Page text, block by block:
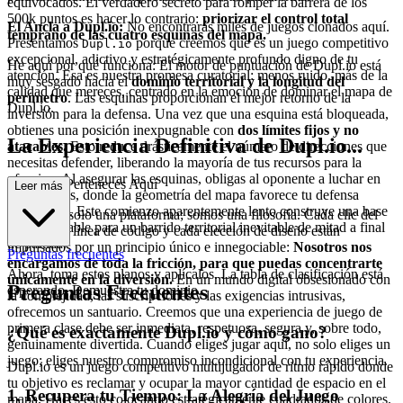
500k puntos es hacer lo contrario: priorizar el control total
temprano de las cuatro esquinas del mapa.
He aquí por qué funciona: El motor de puntuación de Dupl.io está
muy sesgado hacia eldominio territorial y la longitud del
perímetro. Las esquinas proporcionan el mejor retorno de la
inversión para la defensa. Una vez que una esquina está bloqueada,
obtienes una posición inexpugnable con dos límites fijos y no
atacables.Esto reduce drásticamente el número de direcciones que
necesitas defender, liberando la mayoría de tus recursos para la
ofensiva. Al asegurar las esquinas, obligas al oponente a luchar en
tus términos, donde la geometría del mapa favorece tu defensa
establecida. Este comienzo aparentemente lento construye una base
inquebrantable para un barrido territorial inevitable de mitad a final
de partida.
Ahora, toma estos planos y aplícalos. La tabla de clasificación está
esperando. Demuestra tu dominio.
El Ancla a Dupl.io:No encontrarás miles de juegos clonados aquí.
PresentamosDupl.ioporque creemos que es un juego competitivo
excepcional, adictivo y estratégicamente profundo digno de tu
atención. Esa es nuestra promesa curatorial: menos ruido, más de la
calidad que mereces, centrado en la emoción de dominar el mapa de
Dupl.io.
La Experiencia Definitiva de Dupl.io...
: Por Qué Perteneces Aquí
No somos solo una plataforma; somos una filosofía. Cada clic del
ratón, cada línea de código y cada elección de diseño están
impulsados por un principio único e innegociable: Nosotros nos
encargamos de toda la fricción, para que puedas concentrarte
únicamente en la diversión.En un mundo digital obsesionado con
la complejidad, las suscripciones y las exigencias intrusivas,
ofrecemos un santuario. Creemos que una experiencia de juego de
primera clase debe ser inmediata, respetuosa, segura y, sobre todo,
genuinamente divertida. Cuando eliges jugar aquí, no solo eliges un
juego; eliges nuestro compromiso incondicional con tu experiencia.
1. Recupera tu Tiempo: La Alegría del Juego
Leer más
Preguntas frecuentes
Preguntas Frecuentes
¿Qué es exactamente Dupl.io y cómo gano?
Dupl.io es un juego competitivo multijugador de ritmo rápido donde
tu objetivo es reclamar y ocupar la mayor cantidad de espacio en el
mapa. Haces esto colocando estratégicamente cuadrados de colores.